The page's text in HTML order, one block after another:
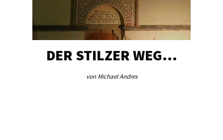
DER STILZER WEG…
von Michael Andres